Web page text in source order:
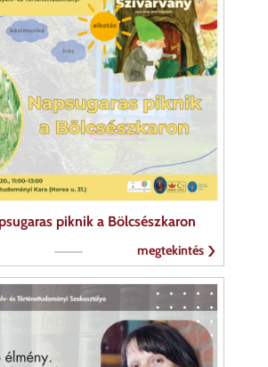
piknik a Bölcsészkaron
megtekintés